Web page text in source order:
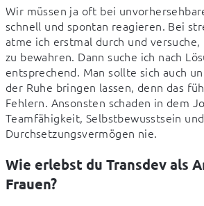
Wir müssen ja oft bei
schnell und spontan reagieren. Bei
atme ich erstmal durch und
zu bewahren. Dann suche ich nach
entsprechend. Man sollte sich auch
der Ruhe bringen lassen, denn das
Fehlern. Ansonsten schaden in dem
Teamfähigkeit, Selbstbewusstsein und
Durchsetzungsvermögen nie.
Wie erlebst du Transdev als
Frauen?